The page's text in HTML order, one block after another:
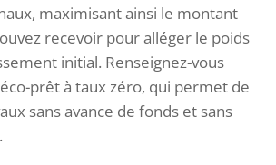
maximisant ainsi le montant
recevoir pour alléger le poids
initial. Renseignez-vous
prêt à taux zéro, qui permet de
sans avance de fonds et sans